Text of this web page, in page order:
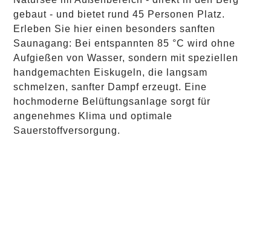
gebaut - und bietet rund 45 Personen Platz.
Erleben Sie hier einen besonders sanften
Saunagang: Bei entspannten 85 °C wird ohne
Aufgießen von Wasser, sondern mit speziellen
handgemachten Eiskugeln, die langsam
schmelzen, sanfter Dampf erzeugt. Eine
hochmoderne Belüftungsanlage sorgt für
angenehmes Klima und optimale
Sauerstoffversorgung.